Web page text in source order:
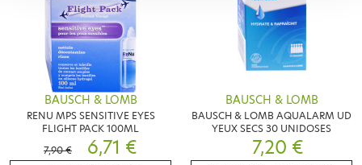
BAUSCH & LOMB
RENU MPS SENSITIVE EYES
FLIGHT PACK 100ML
7,90 €
6,71 €
BAUSCH & LOMB
BAUSCH & LOMB AQUALARM UD
YEUX SECS 30 UNIDOSES
7,20 €